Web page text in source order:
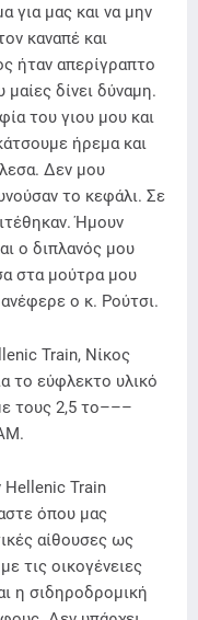
για μας και να μην
καναπέ και
ήταν απερίγραπτο
δίνει δύναμη.
του γιου μου και
ήρεμα και
Δεν μου
το κεφάλι. Σε
Ήμουν
ο διπλανός μου
στα μούτρα μου
ο κ. Ρούτσι.
Train, Νίκος
το εύφλεκτο υλικό
τους 2,5 το–––
Hellenic Train
όπου μας
αίθουσες ως
τις οικογένειες
η σιδηροδρομική